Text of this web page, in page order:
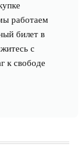
работаем
билет в
с
к свободе